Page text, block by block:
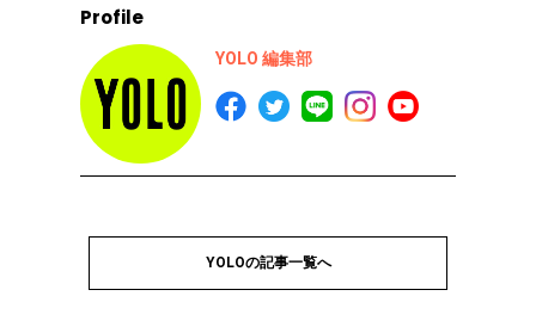
Profile
YOLO 編集部
YOLOの記事一覧へ